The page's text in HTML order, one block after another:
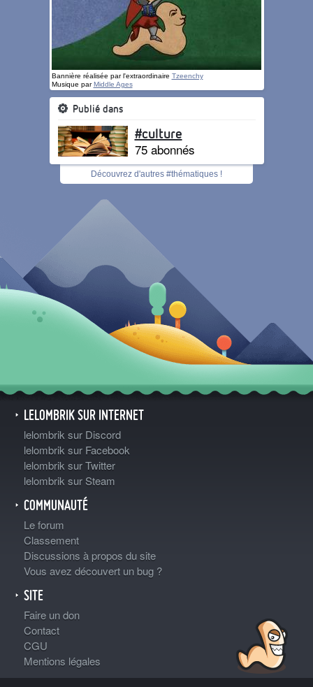
Bannière réalisée par l'extraordinaire Tzeenchy
Musique parMiddle Ages
Publié dans
#culture
75 abonnés
Découvrez d'autres #thématiques !
LELOMBRIK SUR INTERNET
lelombrik sur Discord
lelombrik sur Facebook
lelombrik sur Twitter
lelombrik sur Steam
COMMUNAUTÉ
Le forum
Classement
Discussions à propos du site
Vous avez découvert un bug ?
SITE
Faire un don
Contact
CGU
Mentions légales